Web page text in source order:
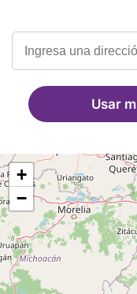
Usar
+
−